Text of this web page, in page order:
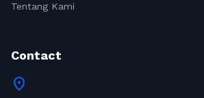
Tentang Kami
Contact
location_on